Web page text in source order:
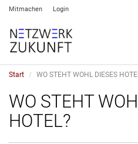
Mitmachen Login
Start WO STEHT WOHL DIESES
WO STEHT
HOTEL?